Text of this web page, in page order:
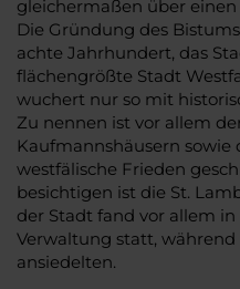
gleichermaßen über
Die Gründung des
achte Jahrhundert, das
flächengrößte Stadt
wuchert nur so mit
Zu nennen ist vor allem
Kaufmannshäusern sowie
westfälische Frieden
besichtigen ist die St.
der Stadt fand vor allem
Verwaltung statt,
ansiedelten.